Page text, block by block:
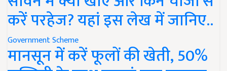
करें परहेज? यहां इस लेख में जानिए..
Government Scheme
मानसून में करें फूलों की खेती, 50%